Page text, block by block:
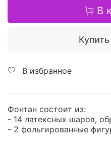
В
В избранное
Фонтан состоит из:
- 14 латексных шаров,
- 2 фольгированные